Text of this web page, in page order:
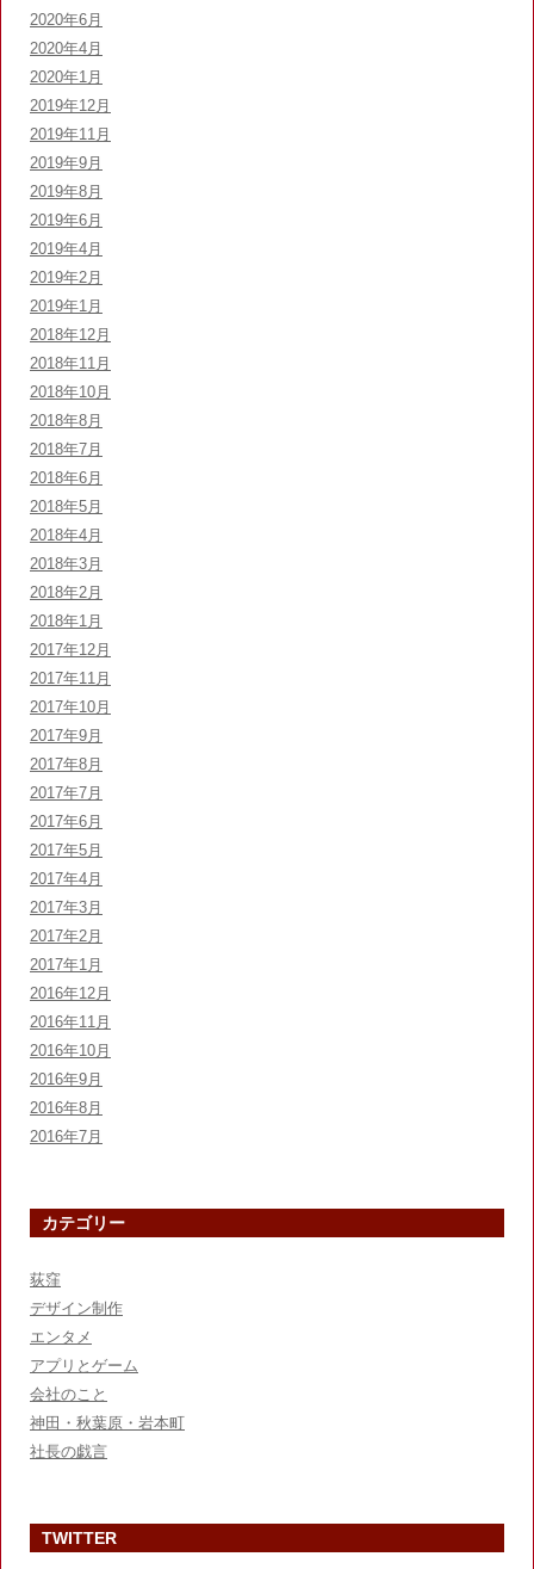
2020年6月
2020年4月
2020年1月
2019年12月
2019年11月
2019年9月
2019年8月
2019年6月
2019年4月
2019年2月
2019年1月
2018年12月
2018年11月
2018年10月
2018年8月
2018年7月
2018年6月
2018年5月
2018年4月
2018年3月
2018年2月
2018年1月
2017年12月
2017年11月
2017年10月
2017年9月
2017年8月
2017年7月
2017年6月
2017年5月
2017年4月
2017年3月
2017年2月
2017年1月
2016年12月
2016年11月
2016年10月
2016年9月
2016年8月
2016年7月
カテゴリー
荻窪
デザイン制作
エンタメ
アプリとゲーム
会社のこと
神田・秋葉原・岩本町
社長の戯言
TWITTER